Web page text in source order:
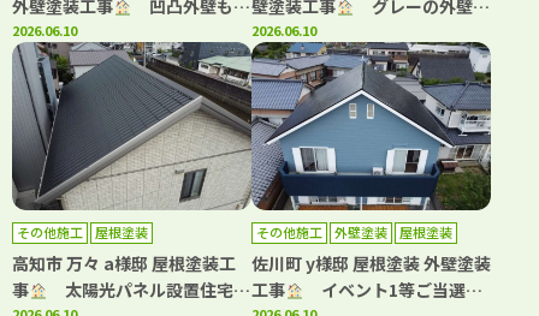
外壁塗装工事
凹凸外壁も均
一な美しい仕上がりに！
2026.06.10
壁塗装工事
グレーの外壁に
白が映える上品な外観へ！
2026.06.10
その他施工 屋根塗装
高知市 万々 a様邸 屋根塗装工
事
太陽光パネル設置住宅の
その他施工 外壁塗装 屋根塗装
佐川町 y様邸 屋根塗装 外壁塗装
工事
イベント1等ご当選！